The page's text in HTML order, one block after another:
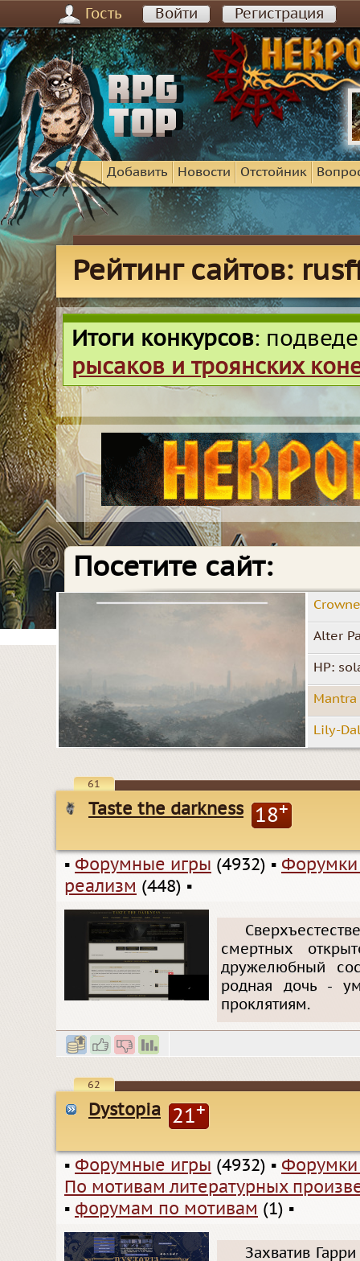
Гость Войти Регистрация
Добавить Новости Отстойник
Рейтинг сайтов:
Итоги конкурсов:
рысаков и троянских
Посетите сайт:
Alter
HP:
Mantra
Lily-
61
Taste the darkness 18+
▪ Форумные игры (4932) ▪
реализм (448) ▪
смертных
дружелюбный
родная дочь -
проклятиям.
62
Dystopia 21+
▪ Форумные игры (4932) ▪
По мотивам литературных
▪ форумам по мотивам (1) ▪
Захватив